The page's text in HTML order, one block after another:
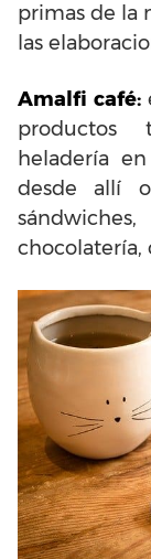
primas de la
las
Amalfi café:
productos
heladería
desde allí
chocolatería,